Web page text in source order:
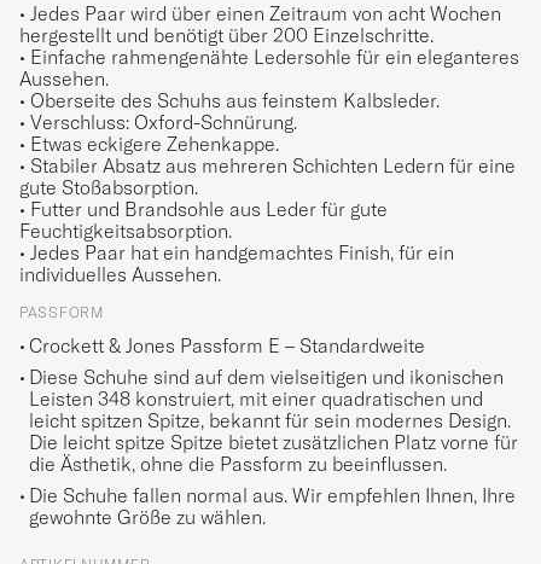
• Jedes Paar wird über einen Zeitraum von acht Wochen
hergestellt und benötigt über 200 Einzelschritte.
• Einfache rahmengenähte Ledersohle für ein eleganteres
Aussehen.
• Oberseite des Schuhs aus feinstem Kalbsleder.
• Verschluss: Oxford-Schnürung.
• Etwas eckigere Zehenkappe.
• Stabiler Absatz aus mehreren Schichten Ledern für eine
gute Stoßabsorption.
• Futter und Brandsohle aus Leder für gute
Feuchtigkeitsabsorption.
• Jedes Paar hat ein handgemachtes Finish, für ein
individuelles Aussehen.
PASSFORM
Crockett & Jones Passform E – Standardweite
Diese Schuhe sind auf dem vielseitigen und ikonischen
Leisten 348 konstruiert, mit einer quadratischen und
leicht spitzen Spitze, bekannt für sein modernes Design.
Die leicht spitze Spitze bietet zusätzlichen Platz vorne für
die Ästhetik, ohne die Passform zu beeinflussen.
Die Schuhe fallen normal aus. Wir empfehlen Ihnen, Ihre
gewohnte Größe zu wählen.